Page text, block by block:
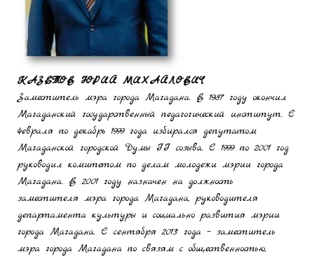
КАЗЕТОВ ЮРИЙ МИХАЙЛОВИЧ
Заместитель мэра города Магадана. В 1987 году окончил
Магаданский государственный педагогический институт. С
февраля по декабрь 1999 года избирался депутатом
Магаданской городской Думы II созыва. С 1999 по 2001 год
руководил комитетом по делам молодежи мэрии города
Магадана. В 2001 году назначен на должность
заместителя мэра города Магадана, руководителя
департамента культуры и социально развития мэрии
города Магадана. С сентября 2013 года – заместитель
мэра города Магадана по связям с общественностью,